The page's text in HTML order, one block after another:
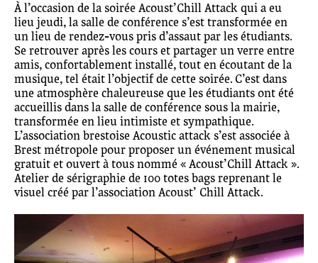
À l’occasion de la soirée Acoust’Chill Attack qui a eu
lieu jeudi, la salle de conférence s’est transformée en
un lieu de rendez-vous pris d’assaut par les étudiants.
Se retrouver après les cours et partager un verre entre
amis, confortablement installé, tout en écoutant de la
musique, tel était l’objectif de cette soirée. C’est dans
une atmosphère chaleureuse que les étudiants ont été
accueillis dans la salle de conférence sous la mairie,
transformée en lieu intimiste et sympathique.
L’association brestoise Acoustic attack s’est associée à
Brest métropole pour proposer un événement musical
gratuit et ouvert à tous nommé « Acoust’Chill Attack ».
Atelier de sérigraphie de 100 totes bags reprenant le
visuel créé par l’association Acoust’ Chill Attack.